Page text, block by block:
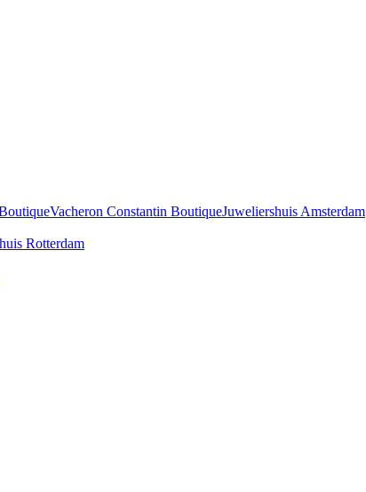
Vacheron Constantin BoutiqueJuweliershuis Amsterdam
Rotterdam